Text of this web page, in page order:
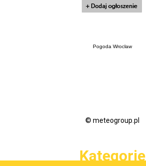
Pogoda Wrocław
© meteogroup.pl
Kategorie